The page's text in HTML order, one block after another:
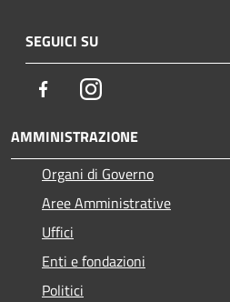
SEGUICI SU
FacebookInstagram
AMMINISTRAZIONE
Organi di Governo
Aree Amministrative
Uffici
Enti e fondazioni
Politici